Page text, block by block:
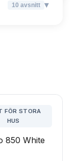
10 avsnitt ▾
FÖR STORA
HUS